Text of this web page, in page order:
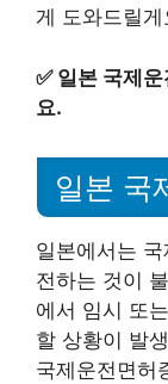
게 도와드릴게
✅ 일본 국제
요.
일본 국
일본에서는
전하는 것이
에서 임시 또
할 상황이 발
국제운전면허